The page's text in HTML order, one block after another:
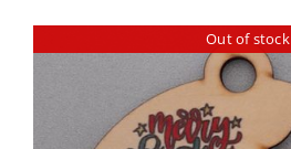
Out of stock